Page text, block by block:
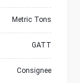
Metric Tons
GATT
Consignee